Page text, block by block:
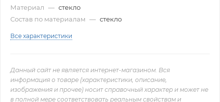
Материал — стекло
Состав по материалам — стекло
Все характеристики
Данный сайт не является интернет-магазином. Вся
информация о товаре (характеристики, описание,
изображения и прочее) носит справочный характер и может не
в полной мере соответствовать реальным свойствам и